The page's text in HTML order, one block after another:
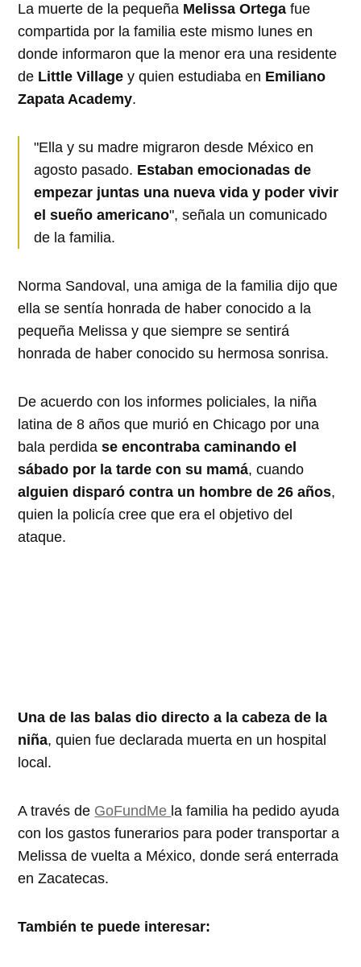
La muerte de la pequeña Melissa Ortegafue
compartida por la familia este mismo lunes en
donde informaron que la menor era una residente
de Little Villagey quien estudiaba en Emiliano
Zapata Academy.
"Ella y su madre migraron desde México en
agosto pasado. Estaban emocionadas de
empezar juntas una nueva vida y poder vivir
el sueño americano", señala un comunicado
de la familia.
Norma Sandoval, una amiga de la familia dijo que
ella se sentía honrada de haber conocido a la
pequeña Melissa y que siempre se sentirá
honrada de haber conocido su hermosa sonrisa.
De acuerdo con los informes policiales, la niña
latina de 8 años que murió en Chicago por una
bala perdida se encontraba caminando el
sábado por la tarde con su mamá, cuando
alguien disparó contra un hombre de 26 años,
quien la policía cree que era el objetivo del
ataque.
Una de las balas dio directo a la cabeza de la
niña, quien fue declarada muerta en un hospital
local.
A través de GoFundMe la familia ha pedido ayuda
con los gastos funerarios para poder transportar a
Melissa de vuelta a México, donde será enterrada
en Zacatecas.
También te puede interesar: